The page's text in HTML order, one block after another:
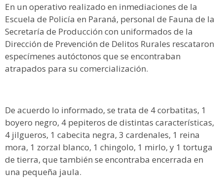
En un operativo realizado en inmediaciones de la
Escuela de Policía en Paraná, personal de Fauna de la
Secretaría de Producción con uniformados de la
Dirección de Prevención de Delitos Rurales rescataron
especímenes autóctonos que se encontraban
atrapados para su comercialización.
De acuerdo lo informado, se trata de 4 corbatitas, 1
boyero negro, 4 pepiteros de distintas características,
4 jilgueros, 1 cabecita negra, 3 cardenales, 1 reina
mora, 1 zorzal blanco, 1 chingolo, 1 mirlo, y 1 tortuga
de tierra, que también se encontraba encerrada en
una pequeña jaula.